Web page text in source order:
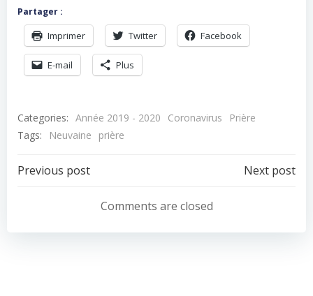
Partager :
Imprimer Twitter Facebook
E-mail Plus
Categories: Année 2019 - 2020 Coronavirus
Prière
Tags:
Neuvaine prière
Navigation
l’article
Previous post
Navigation
de
l’article
Next post
Comments are closed